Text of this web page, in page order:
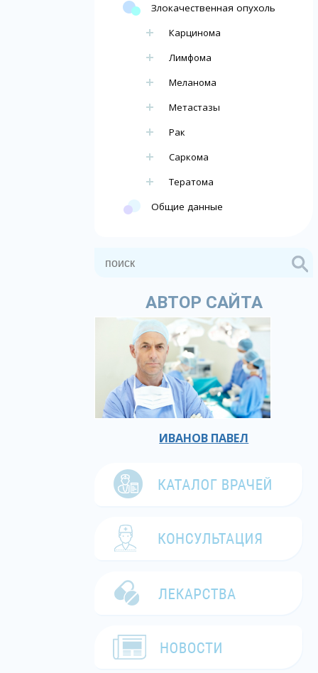
Злокачественная опухоль
Карцинома
Лимфома
Меланома
Метастазы
Рак
Саркома
Тератома
Общие данные
АВТОР САЙТА
ИВАНОВ ПАВЕЛ